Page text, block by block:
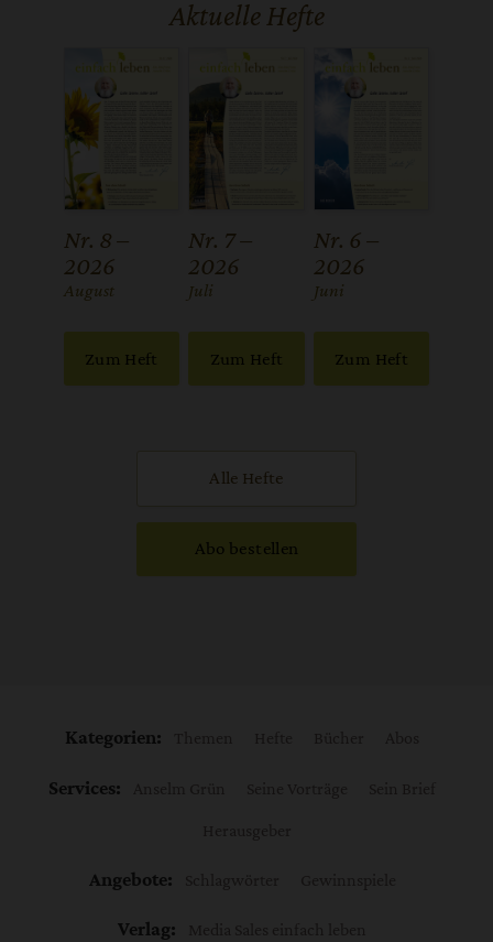
Aktuelle Hefte
Nr. 8 –
2026
:
August
Zum Heft
Nr. 7 –
2026
:
Juli
Zum Heft
Nr. 6 –
2026
:
Juni
Zum Heft
Alle Hefte
Abo bestellen
Kategorien:
Services:
Angebote:
Verlag: